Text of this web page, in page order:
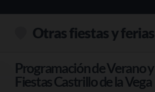
Otras fiestas y ferias
Programación de Verano y
Fiestas Castrillo de la Vega